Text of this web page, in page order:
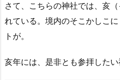
さて、こちらの神社では、亥
れている。境内のそこかしこ
トが。
亥年には、是非とも参拝したい